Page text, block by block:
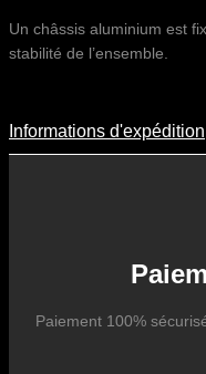
Un châssis aluminium est
stabilité de l’ensemble.
Informations
des fluctuations tarifaires
Informations d'expédition
Paiement 100%